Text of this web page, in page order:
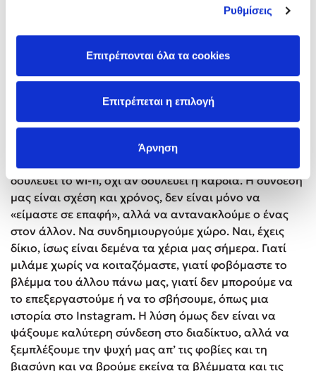
Ρυθμίσεις
Επιτρέπονται όλα τα cookies
Επιτρέπεται η επιλογή
Άρνηση
έχουν πολλά να προσφέρουν και πολλά να
στερήσουν. Ο ρόλος μας ως γονιών και εκπαιδευτικών
όμως δεν είναι να ενοχοποιήσουμε την οθόνη, αλλά
που απομένει από μια ημέρα – μια ζωή που ζήσαμε,
λειτουργήσαμε, εκτεθήκαμε. Ως ενήλικες δεν είμαστε
εκεί για να θυμίζουμε τα κακά της οθόνης, αλλά για
Σήμερα, όταν ακούμε «σύνδεση», σκεφτόμαστε αν
δουλεύει το wi-fi, όχι αν δουλεύει η καρδιά. Η σύνδεσή
μας είναι σχέση και χρόνος, δεν είναι μόνο να
«είμαστε σε επαφή», αλλά να αντανακλούμε ο ένας
στον άλλον. Να συνδημιουργούμε χώρο. Ναι, έχεις
δίκιο, ίσως είναι δεμένα τα χέρια μας σήμερα. Γιατί
μιλάμε χωρίς να κοιταζόμαστε, γιατί φοβόμαστε το
βλέμμα του άλλου πάνω μας, γιατί δεν μπορούμε να
το επεξεργαστούμε ή να το σβήσουμε, όπως μια
ιστορία στο Instagram. Η λύση όμως δεν είναι να
ψάξουμε καλύτερη σύνδεση στο διαδίκτυο, αλλά να
ξεμπλέξουμε την ψυχή μας απ’ τις φοβίες και τη
βιασύνη και να βρούμε εκείνα τα βλέμματα και τις